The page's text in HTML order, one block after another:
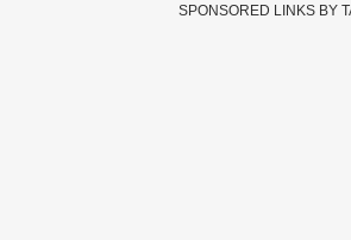
SPONSORED LINKS BY